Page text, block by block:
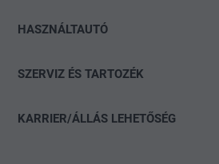
Porsche
Ajánlatok és akciók
Konfigurálás
Flottaértékesítés divízió
HASZNÁLTAUTÓ
Részletes keresés
SZERVIZ ÉS TARTOZÉK
Keréktárcsák
KARRIER/ÁLLÁS LEHETŐSÉG